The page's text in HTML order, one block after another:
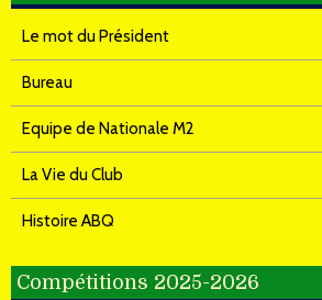
Le mot du Président
Bureau
Equipe de Nationale M2
La Vie du Club
Histoire ABQ
Compétitions 2025-2026